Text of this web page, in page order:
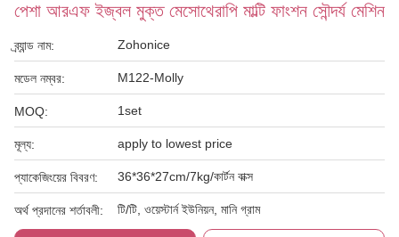
পেশা আরএফ ইজ্বল মুক্ত মেসোথেরাপি মাল্টি ফাংশন সৌন্দর্য মেশিন
ব্র্যান্ড নাম: Zohonice
মডেল নম্বর: M122-Molly
MOQ: 1set
মূল্য: apply to lowest price
প্যাকেজিংয়ের বিবরণ: 36*36*27cm/7kg/কার্টন বাক্স
অর্থ প্রদানের শর্তাবলী: টি/টি, ওয়েস্টার্ন ইউনিয়ন, মানি গ্রাম